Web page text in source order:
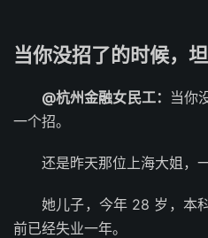
当你没招了的时候，
@杭州金融女民工： 当你
一个招。
还是昨天那位上海大姐，
她儿子，今年 28 岁，本
前已经失业一年。